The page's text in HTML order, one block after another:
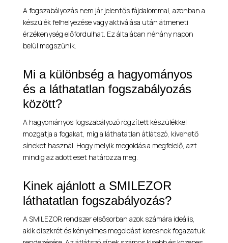
A fogszabályozás nem jár jelentős fájdalommal, azonban a
készülék felhelyezése vagy aktiválása után átmeneti
érzékenység előfordulhat. Ez általában néhány napon
belül megszűnik.
Mi a különbség a hagyományos
és a láthatatlan fogszabályozás
között?
A hagyományos fogszabályozó rögzített készülékkel
mozgatja a fogakat, míg a láthatatlan átlátszó, kivehető
síneket használ. Hogy melyik megoldás a megfelelő, azt
mindig az adott eset határozza meg.
Kinek ajánlott a SMILEZOR
láthatatlan fogszabályozás?
A SMILEZOR rendszer elsősorban azok számára ideális,
akik diszkrét és kényelmes megoldást keresnek fogazatuk